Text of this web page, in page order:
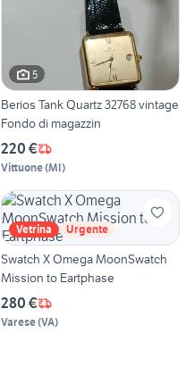
5
Berios Tank Quartz 32768 vintage
Fondo di magazzin
220 €
Vittuone(MI)
Vetrina Urgente
Swatch X Omega MoonSwatch
Mission to Eartphase
280 €
Varese(VA)